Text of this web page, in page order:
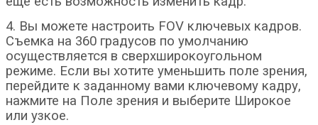
4. Вы можете настроить FOV ключевых кадров.
Съемка на 360 градусов по умолчанию
осуществляется в сверхширокоугольном
режиме. Если вы хотите уменьшить поле зрения,
перейдите к заданному вами ключевому кадру,
нажмите на Поле зрения и выберите Широкое
или узкое.